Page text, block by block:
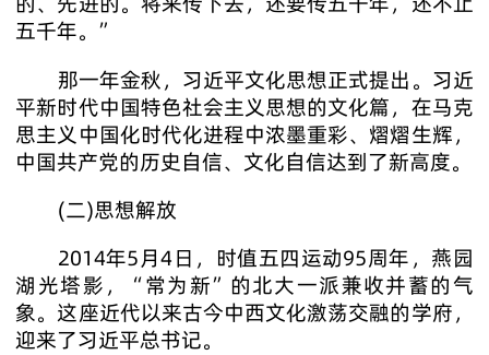
五千年。”
那一年金秋，习近平文化思想正式提出。习近
平新时代中国特色社会主义思想的文化篇，在马克
思主义中国化时代化进程中浓墨重彩、熠熠生辉，
中国共产党的历史自信、文化自信达到了新高度。
(二)思想解放
2014年5月4日，时值五四运动95周年，燕园
湖光塔影，“常为新”的北大一派兼收并蓄的气
象。这座近代以来古今中西文化激荡交融的学府，
迎来了习近平总书记。